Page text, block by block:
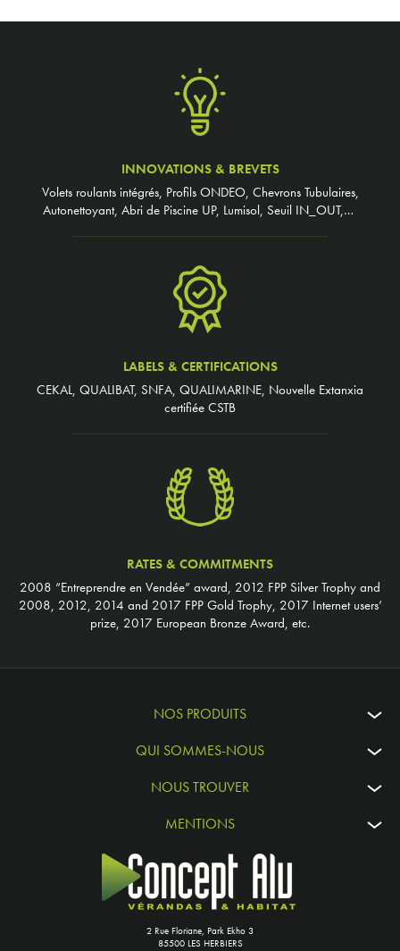
INNOVATIONS & BREVETS
Volets roulants intégrés, Profils ONDEO, Chevrons Tubulaires,
Autonettoyant, Abri de Piscine UP, Lumisol, Seuil IN_OUT,…
LABELS & CERTIFICATIONS
CEKAL, QUALIBAT, SNFA, QUALIMARINE, Nouvelle Extanxia
certifiée CSTB
RATES & COMMITMENTS
2008 “Entreprendre en Vendée” award, 2012 FPP Silver Trophy and
2008, 2012, 2014 and 2017 FPP Gold Trophy, 2017 Internet users’
prize, 2017 European Bronze Award, etc.
NOS PRODUITS
QUI SOMMES-NOUS
NOUS TROUVER
MENTIONS
2 Rue Floriane, Park Ekho 3
85500 LES HERBIERS